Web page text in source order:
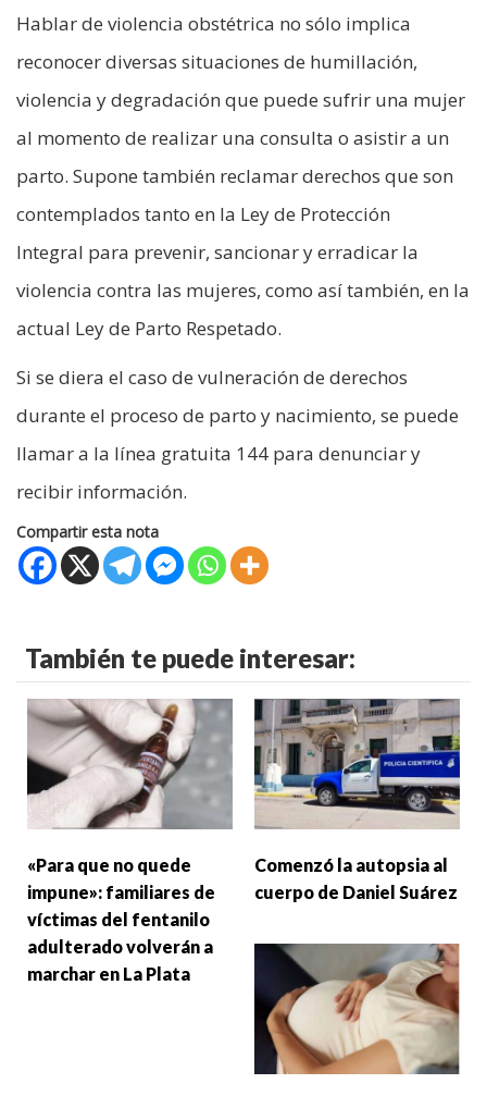
Hablar de violencia obstétrica no sólo implica
reconocer diversas situaciones de humillación,
violencia y degradación que puede sufrir una mujer
al momento de realizar una consulta o asistir a un
parto. Supone también reclamar derechos que son
contemplados tanto en la Ley de Protección
Integral para prevenir, sancionar y erradicar la
violencia contra las mujeres, como así también, en la
actual Ley de Parto Respetado.
Si se diera el caso de vulneración de derechos
durante el proceso de parto y nacimiento, se puede
llamar a la línea gratuita 144 para denunciar y
recibir información.
Compartir esta nota
También te puede interesar:
«Para que no quede
impune»: familiares de
víctimas del fentanilo
adulterado volverán a
marchar en La Plata
Comenzó la autopsia al
cuerpo de Daniel Suárez